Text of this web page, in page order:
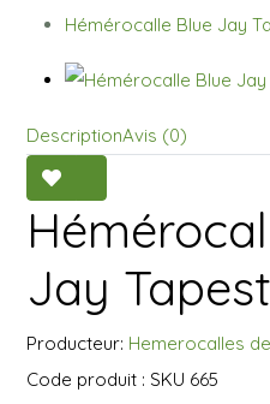
Hémérocalle Blue Jay
DescriptionAvis (0)
Jay
Producteur: Hemerocalles
Code produit : SKU 665